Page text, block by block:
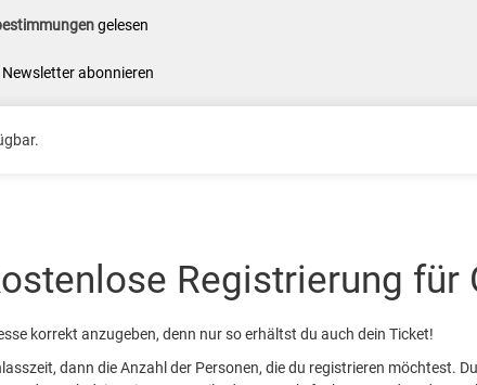
gelesen
abonnieren
Registrierung für
korrekt anzugeben, denn nur so erhältst du auch dein Ticket!
dann die Anzahl der Personen, die du registrieren möchtest.